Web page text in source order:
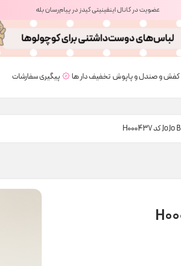
عضویت در کانال اینفینیتی کیدز در پیام‌رسان بله
کفش و صندل و پاپوش تخفیف دار ها پیگیری سفارشات